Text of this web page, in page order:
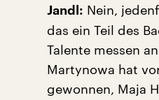
Jandl: Nein,
das ein Teil des
Talente messen
Martynowa hat
gewonnen, Maja